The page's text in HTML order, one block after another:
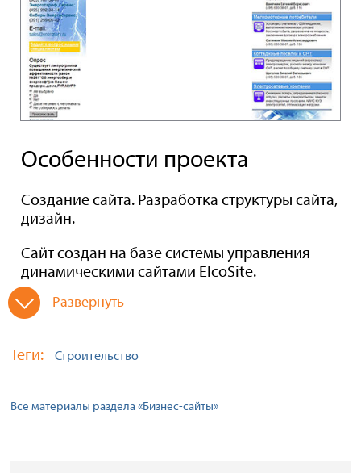
Особенности проекта
Создание сайта. Разработка структуры сайта,
дизайн.
Сайт создан на базе системы управления
динамическими сайтами ElcoSite.
Развернуть
Теги: Строительство
Все материалы раздела «Бизнес-сайты»